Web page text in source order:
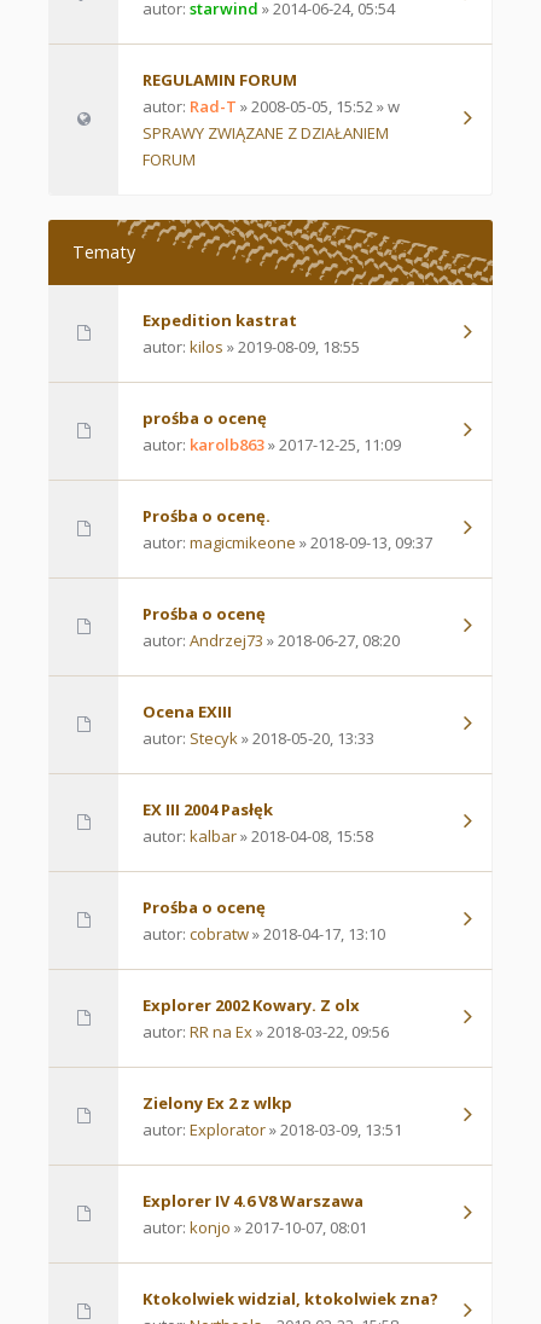
autor: starwind » 2014-06-24, 05:54
REGULAMIN FORUM
autor: Rad-T » 2008-05-05, 15:52 » w
SPRAWY ZWIĄZANE Z DZIAŁANIEM
FORUM
Tematy
Expedition kastrat
autor: kilos » 2019-08-09, 18:55
prośba o ocenę
autor: karolb863» 2017-12-25, 11:09
Prośba o ocenę.
autor: magicmikeone » 2018-09-13, 09:37
Prośba o ocenę
autor: Andrzej73 » 2018-06-27, 08:20
Ocena EXIII
autor: Stecyk» 2018-05-20, 13:33
EX III 2004 Pasłęk
autor: kalbar» 2018-04-08, 15:58
Prośba o ocenę
autor: cobratw» 2018-04-17, 13:10
Explorer 2002 Kowary. Z olx
autor: RR na Ex» 2018-03-22, 09:56
Zielony Ex 2 z wlkp
autor: Explorator» 2018-03-09, 13:51
Explorer IV 4.6 V8 Warszawa
autor: konjo » 2017-10-07, 08:01
Ktokolwiek widzial, ktokolwiek zna?